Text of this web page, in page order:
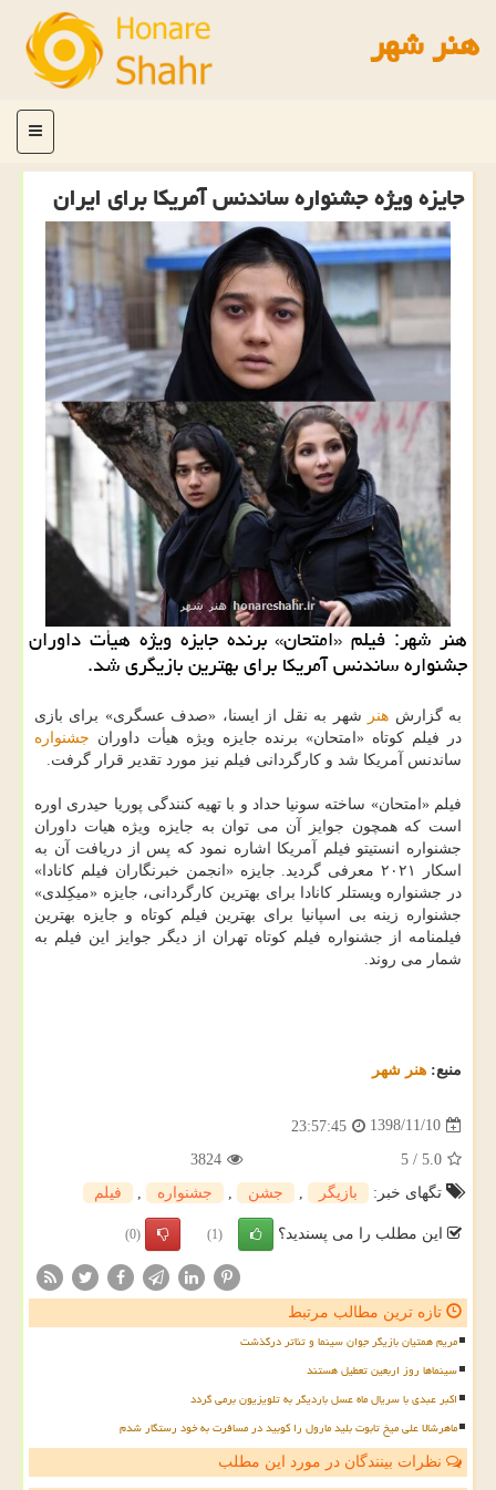
هنر شهر
منو
جایزه ویژه جشنواره ساندنس آمریكا برای ایران
هنر شهر: فیلم «امتحان» برنده جایزه ویژه هیأت داوران
جشنواره ساندنس آمریكا برای بهترین بازیگری شد.
به گزارش هنر
شهر به نقل از ایسنا، «صدف عسگری» برای بازی
در فیلم كوتاه «امتحان» برنده جایزه ویژه هیأت داوران جشنواره
ساندنس آمریكا شد و كارگردانی فیلم نیز مورد تقدیر قرار گرفت.
فیلم «امتحان» ساخته سونیا حداد و با تهیه كنندگی پوریا حیدری اوره
است كه همچون جوایز آن می توان به جایزه ویژه هیات داوران
جشنواره انستیتو فیلم آمریكا اشاره نمود كه پس از دریافت آن به
اسكار ۲۰۲۱ معرفی گردید. جایزه «انجمن خبرنگاران فیلم كانادا»
در جشنواره ویستلر كانادا برای بهترین كارگردانی، جایزه «میكِلدی»
جشنواره زینه بی اسپانیا برای بهترین فیلم كوتاه و جایزه بهترین
فیلمنامه از جشنواره فیلم كوتاه تهران از دیگر جوایز این فیلم به
شمار می روند.
منبع: هنر شهر
1398/11/10
23:57:45
5.0
/
5
3824
تگهای خبر:
بازیگر جشن جشنواره فیلم
این مطلب را می پسندید؟ (1)
(0)
تازه ترین مطالب مرتبط
مریم همتیان بازیگر جوان سینما و تئاتر درگذشت
سینماها روز اربعین تعطیل هستند
اکبر عبدی با سریال ماه عسل باردیگر به تلویزیون برمی گردد
ماهرشالا علی میخ تابوت بلید مارول را کوبید در مسافرت به خود رستگار شدم
نظرات بینندگان در مورد این مطلب